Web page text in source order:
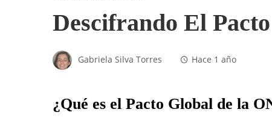
Descifrando El
Gabriela Silva Torres Hace 1 año
¿Qué es el Pacto Global de la